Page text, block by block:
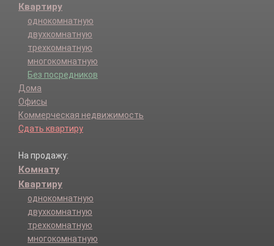
Квартиру
однокомнатную
двухкомнатную
трехкомнатную
многокомнатную
Без посредников
Дома
Офисы
Коммерческая недвижимость
Сдать квартиру
На продажу:
Комнату
Квартиру
однокомнатную
двухкомнатную
трехкомнатную
многокомнатную